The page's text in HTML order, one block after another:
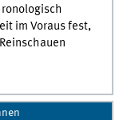
im Voraus fest,